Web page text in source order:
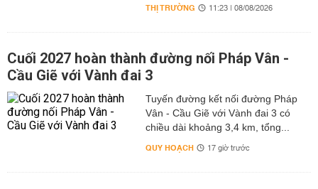
THỊ TRƯỜNG 11:23 | 08/08/2026
Cuối 2027 hoàn thành đường nối Pháp Vân -
Cầu Giẽ với Vành đai 3
Tuyến đường kết nối đường Pháp
Vân - Cầu Giẽ với Vành đai 3 có
chiều dài khoảng 3,4 km, tổng...
QUY HOẠCH 17 giờ trước